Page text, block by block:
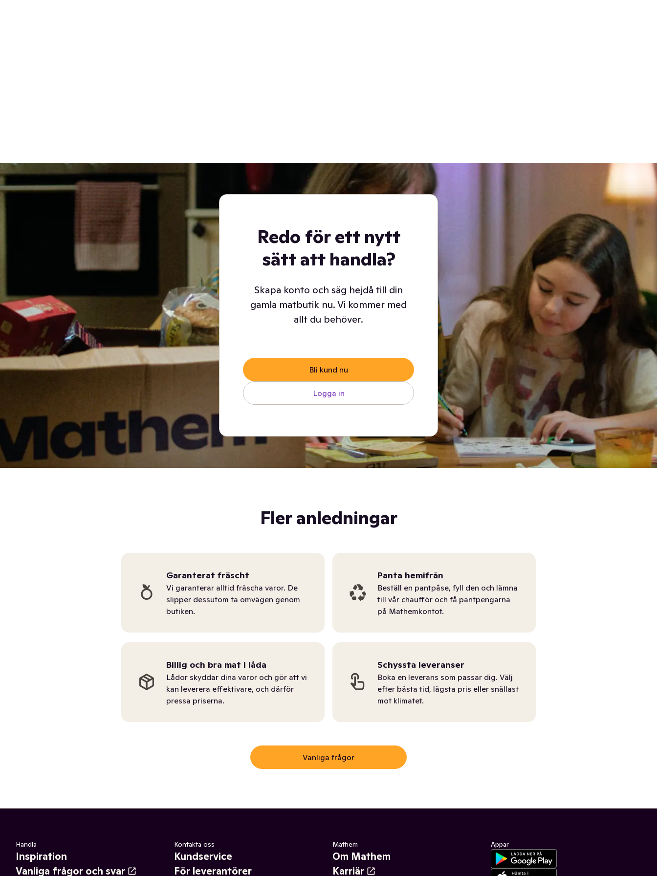
Redo för ett nytt
sätt att handla?
Skapa konto och säg hejdå till din
gamla matbutik nu. Vi kommer med
allt du behöver.
Bli kund nu
Logga in
Fler anledningar
Garanterat fräscht
Vi garanterar alltid fräscha varor. De
slipper dessutom ta omvägen genom
butiken.
Panta hemifrån
Beställ en pantpåse, fyll den och lämna
till vår chaufför och få pantpengarna
på Mathemkontot.
Billig och bra mat i låda
Lådor skyddar dina varor och gör att vi
kan leverera effektivare, och därför
pressa priserna.
Schyssta leveranser
Boka en leverans som passar dig. Välj
efter bästa tid, lägsta pris eller snällast
mot klimatet.
Vanliga frågor
Handla
Inspiration
Vanliga frågor och svar
Kontakta oss
Kundservice
För leverantörer
Mathem
Om Mathem
Karriär
Appar